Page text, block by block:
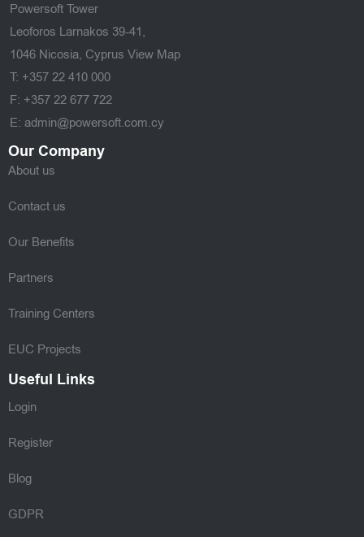
Powersoft Tower
Leoforos Larnakos 39-41,
1046 Nicosia, Cyprus View Map
T: +357 22 410 000
F: +357 22 677 722
E: admin@powersoft.com.cy
Our Company
About us
Contact us
Our Benefits
Partners
Training Centers
EUC Projects
Useful Links
Login
Register
Blog
GDPR